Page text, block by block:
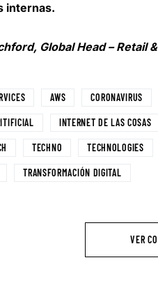
internas.
Global Head – Retail
AWS CORONAVIRUS
INTERNET DE LAS COSAS
TECHNO TECHNOLOGIES
TRANSFORMACIÓN DIGITAL
VER